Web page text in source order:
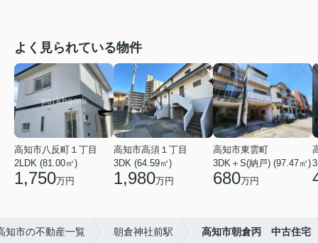
よく見られている物件
高知市八反町１丁目
2LDK (81.00㎡)
1,750万円
高知市高須１丁目
3DK (64.59㎡)
1,980万円
高知市東雲町
3DK＋S(納戸) (97.47㎡)
680万円
知市の不動産一覧 朝倉神社前駅 高知市朝倉丙 中古住宅